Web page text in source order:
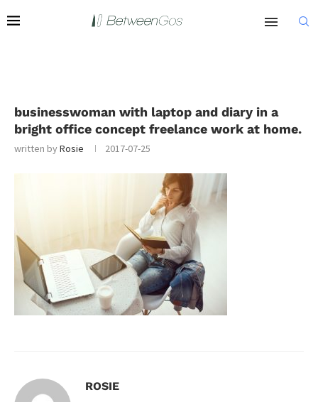
businesswoman with laptop and diary in a
bright office concept freelance work at home.
written byRosie 2017-07-25
ROSIE